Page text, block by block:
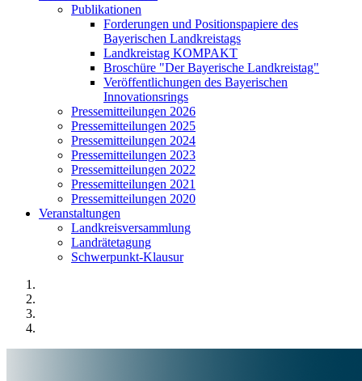
Publikationen
Forderungen und Positionspapiere des
Bayerischen Landkreistags
Landkreistag KOMPAKT
Broschüre "Der Bayerische Landkreistag"
Veröffentlichungen des Bayerischen
Innovationsrings
Pressemitteilungen 2026
Pressemitteilungen 2025
Pressemitteilungen 2024
Pressemitteilungen 2023
Pressemitteilungen 2022
Pressemitteilungen 2021
Pressemitteilungen 2020
Veranstaltungen
Landkreisversammlung
Landrätetagung
Schwerpunkt-Klausur